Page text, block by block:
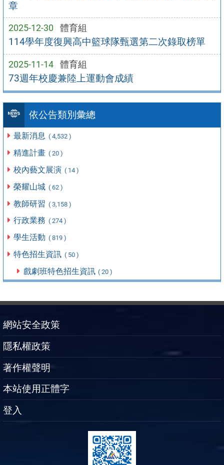
章
2025-12-30 體育組
114學年度復興高中籃球隊甄選第二次錄取榜單
2025-11-14 體育組
73週年校慶兼陸上運動會成績
依公告類別彙總
最新消息 ( 4,532 )
精進計畫 ( 20 )
校內藝文展演 ( 14 )
榮耀山城 ( 62 )
教師研習 ( 3,158 )
行政業務 ( 274 )
學生活動 ( 819 )
特色招生資訊 ( 50 )
戲劇班特色招生資訊 ( 20 )
網站安全政策
隱私權政策
著作權聲明
本站使用正體字
登入